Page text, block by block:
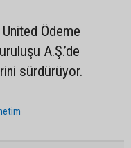
Ödeme
A.Ş.’de
sürdürüyor.